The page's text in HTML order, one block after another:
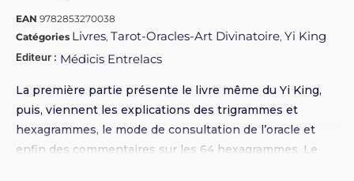
EAN 9782853270038
Catégories Livres, Tarot-Oracles-Art Divinatoire, Yi King
Editeur : Médicis Entrelacs
La première partie présente le livre même du Yi King,
puis, viennent les explications des trigrammes et
hexagrammes, le mode de consultation de l’oracle et
enfin des commentaires sur les 64 hexagrammes. Le